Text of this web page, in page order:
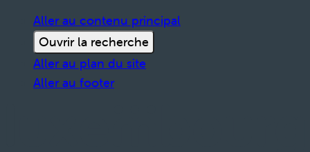
Aller au contenu principal
Ouvrir la recherche
Aller au plan du site
Aller au footer